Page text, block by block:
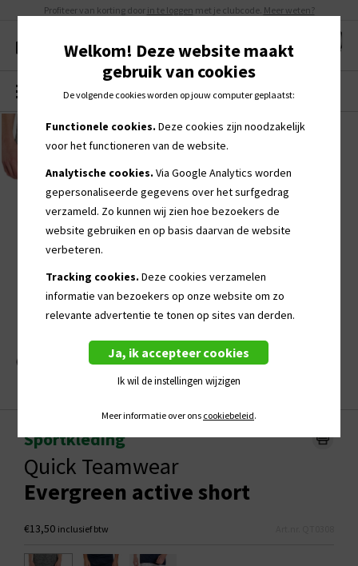
Profiteer van korting door in te loggen met je clubcode. Meer weten?
MENU 0
Sportkleding
Quick Teamwear
Evergreen active short
€13,50 inclusief btw
Welkom! Deze website maakt
gebruik van cookies
De volgende cookies worden op jouw computer geplaatst:
Functionele cookies. Deze cookies zijn noodzakelijk
voor het functioneren van de website.
Analytische cookies. Via Google Analytics worden
gepersonaliseerde gegevens over het surfgedrag
verzameld. Zo kunnen wij zien hoe bezoekers de
website gebruiken en op basis daarvan de website
verbeteren.
Tracking cookies. Deze cookies verzamelen
informatie van bezoekers op onze website om zo
relevante advertentie te tonen op sites van derden.
Ja, ik accepteer cookies
Ik wil de instellingen wijzigen
Meer informatie over ons cookiebeleid.